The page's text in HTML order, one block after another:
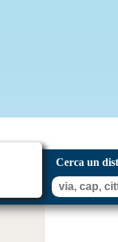
Cerca un